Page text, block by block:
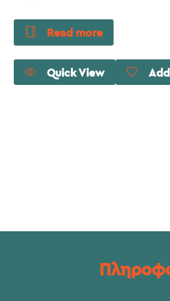
Read more
Quick View